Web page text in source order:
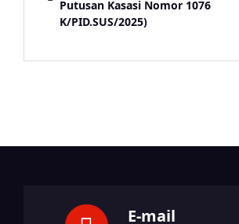
Putusan Kasasi Nomor 1076
K/PID.SUS/2025)
E-mail